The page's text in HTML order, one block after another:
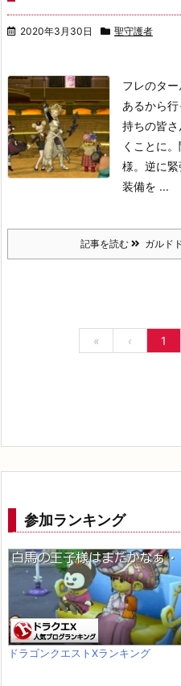
2020年3月30日 聖守護者
フレのタ
あるから
持ちの皆
くことに。
様。逆に
装備を ...
記事を読む ガルド
« ‹ 1
参加ランキング
ドラゴンクエストXランキング